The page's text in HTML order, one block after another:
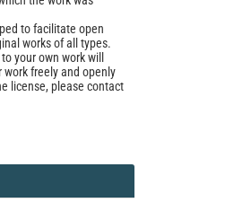
to facilitate open
works of all types.
your own work will
freely and openly
license, please contact